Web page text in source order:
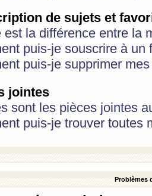
de sujets et
est la différence entre la
puis-je souscrire à
puis-je supprimer
jointes
sont les pièces jointes
puis-je trouver toutes
Problèmes